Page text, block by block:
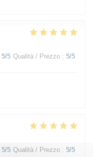
5/5 Qualità / Prezzo : 5/5
5/5 Qualità / Prezzo : 5/5